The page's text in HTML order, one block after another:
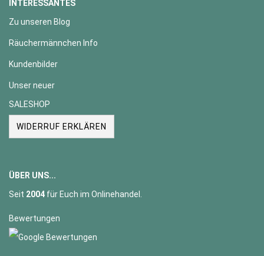
INTERESSANTES
Zu unseren Blog
Räuchermännchen Info
Kundenbilder
Unser neuer
SALESHOP
WIDERRUF ERKLÄREN
ÜBER UNS...
Seit 2004 für Euch im Onlinehandel.
Bewertungen